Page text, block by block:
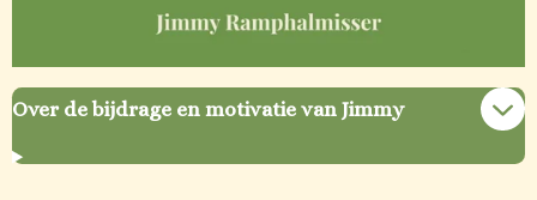
Over de bijdrage en motivatie van Jimmy